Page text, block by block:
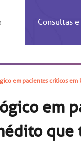
Consultas
A BP
do
A
Check-
Banco
Centro
em pacientes críticos em
em
que